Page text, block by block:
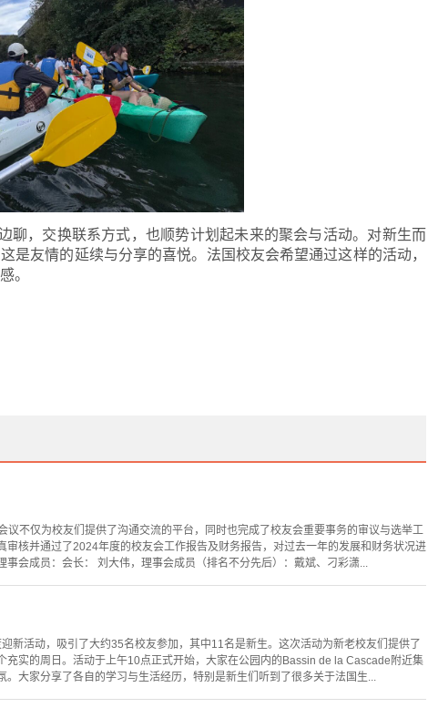
聊，交换联系方式，也顺势计划起未来的聚会与活动。对新生而
是友情的延续与分享的喜悦。法国校友会希望通过这样的活动，
。
不仅为校友们提供了沟通交流的平台，同时也完成了校友会重要事务的审议与选举工
核并通过了2024年度的校友会工作报告及财务报告，对过去一年的发展和财务状况进
会成员：会长： 刘大伟，理事会成员（排名不分先后）：戴斌、刁彩潇...
新活动，吸引了大约35名校友参加，其中11名是新生。这次活动为新老校友们提供了
实的周日。活动于上午10点正式开始，大家在公园内的Bassin de la Cascade附近集
大家分享了各自的学习与生活经历，特别是新生们听到了很多关于法国生...